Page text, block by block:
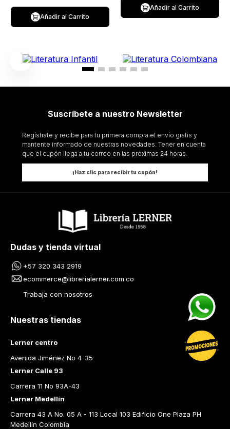
Añadir al Carrito
Añadir al Carrito
Suscríbete a nuestro Newsletter
Regístrate y recibe para tu primera compra el envío gratis y
mantente informado de nuestras novedades. Tener en cuenta
que el cupón llega a tu correo en las próximas 24 horas.
¡Haz clic para recibir tu cupón!
Dudas y tienda virtual
+57 320 343 2919
ecommerce@librerialerner.com.co
Trabaja con nosotros
Nuestras tiendas
Lerner centro
Avenida Jiménez No 4-35
Lerner Calle 93
Carrera 11 No 93A-43
Lerner Medellín
Carrera 43 A No. 05 A - 113 Local 103 Edificio One Plaza PH
Medellín Colombia